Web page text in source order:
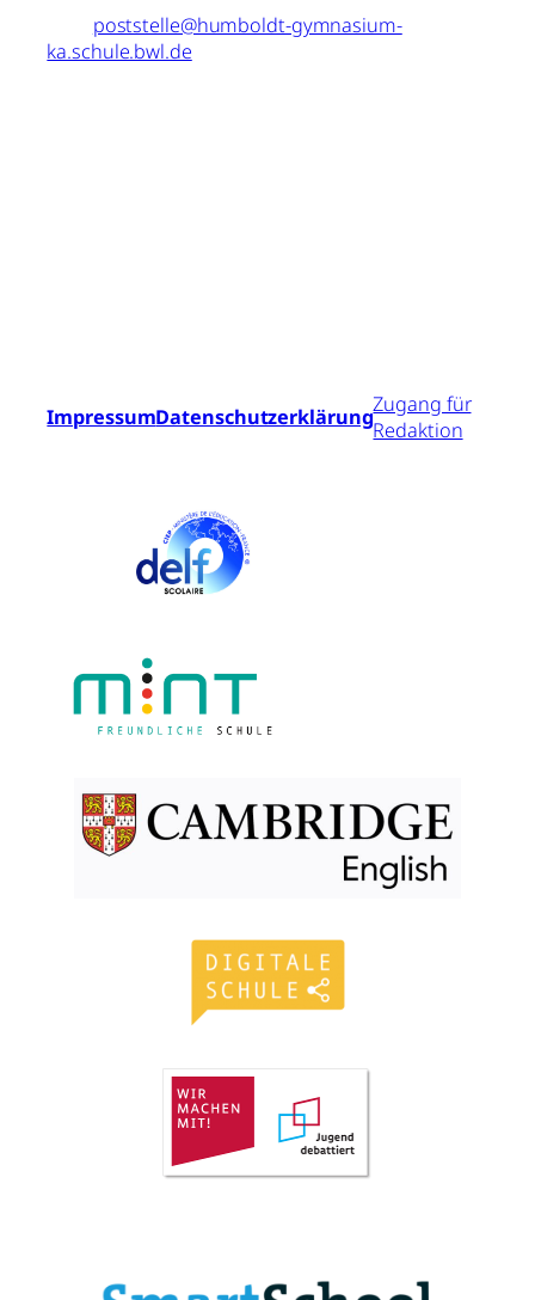
poststelle@humboldt-gymnasium-
ka.schule.bwl.de
ImpressumDatenschutzerklärungZugang für
Redaktion